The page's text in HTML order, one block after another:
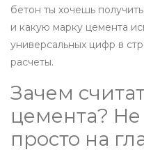
бетон ты хочешь
и какую марку цемента
универсальных цифр в
расчеты.
Зачем
цемента? Не
просто на